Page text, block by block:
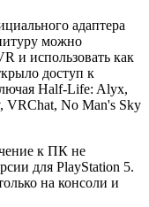
адаптера
можно
и использовать как
доступ к
Half-Life: Alyx,
VRChat, No Man's Sky
к ПК не
для PlayStation 5.
на консоли и